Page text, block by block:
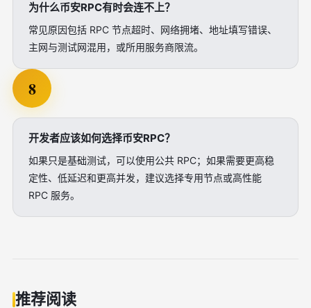
为什么币安RPC有时会连不上？
常见原因包括 RPC 节点超时、网络拥堵、地址填写错误、
主网与测试网混用，或所用服务商限流。
8
开发者应该如何选择币安RPC？
如果只是基础测试，可以使用公共 RPC；如果需要更高稳
定性、低延迟和更高并发，建议选择专用节点或高性能
RPC 服务。
推荐阅读